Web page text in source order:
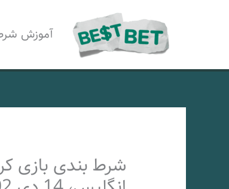
آموزش
شرط بندی بازی